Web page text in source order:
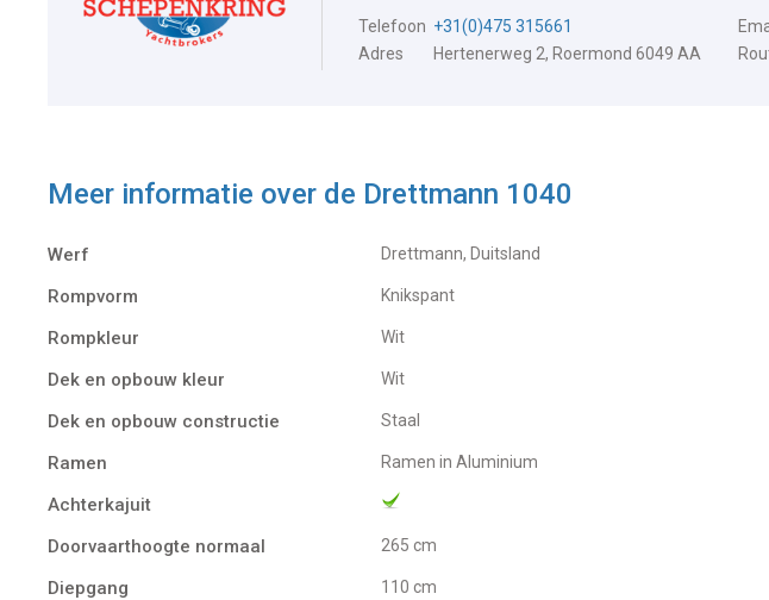
Telefoon +31(0)475 315661
Adres
Hertenerweg 2, Roermond 6049 AA
Meer informatie over de Drettmann 1040
Werf Drettmann, Duitsland
Rompvorm Knikspant
Rompkleur Wit
Dek en opbouw kleur Wit
Dek en opbouw constructie Staal
Ramen ramen in Aluminium
Achterkajuit
Doorvaarthoogte normaal
265 cm
Diepgang 110 cm